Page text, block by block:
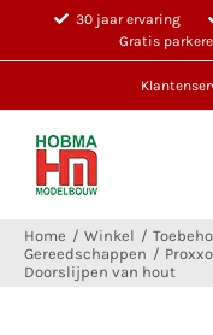
30 jaar ervaring
Gratis
Home Winkel
Gereedschappen
Doorslijpen van hout